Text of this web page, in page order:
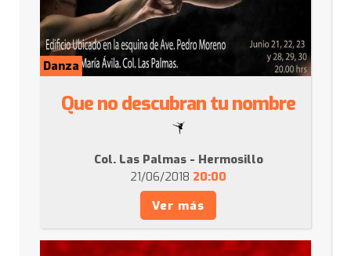
Danza
Que no descubran tu nombre
Col. Las Palmas - Hermosillo
21/06/2018 20:00
Ver más